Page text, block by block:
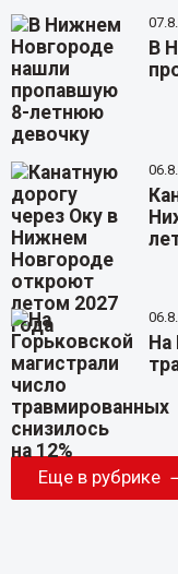
В
На
Еще в рубрике